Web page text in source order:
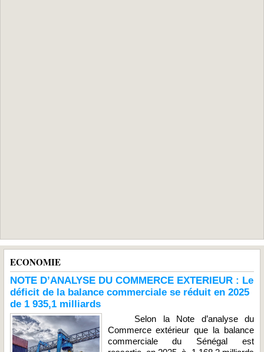
ECONOMIE
NOTE D’ANALYSE DU COMMERCE EXTERIEUR : Le
déficit de la balance commerciale se réduit en 2025
de 1 935,1 milliards
Selon la Note d’analyse du
Commerce extérieur que la balance
commerciale du Sénégal est